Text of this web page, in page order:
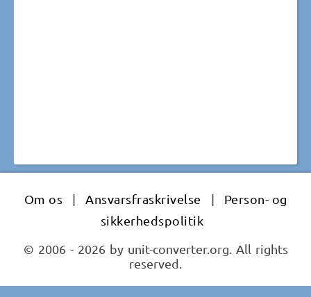
Om os | Ansvarsfraskrivelse |
Person- og
sikkerhedspolitik
© 2006 - 2026 by unit-converter.org. All rights
reserved.